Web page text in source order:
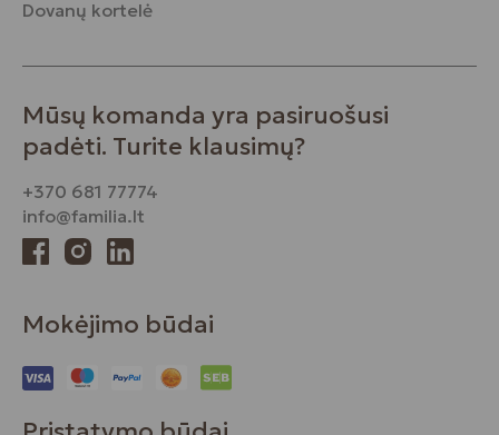
Dovanų kortelė
Mūsų komanda yra pasiruošusi
padėti. Turite klausimų?
+370 681 77774
info@familia.lt
Mokėjimo būdai